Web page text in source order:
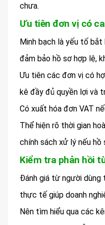
chưa.
Ưu tiên đơn vị có
Minh bạch là yếu tố bắt
đảm bảo hồ sơ hợp lệ,
Ưu tiên các đơn vị có
kê đầy đủ quyền lợi và
Có xuất hóa đơn VAT
Thể hiện rõ thời gian
chính sách xử lý nếu hồ
Kiểm tra phản hồi
Đánh giá từ người
thực tế giúp doanh
Nên tìm hiểu qua các